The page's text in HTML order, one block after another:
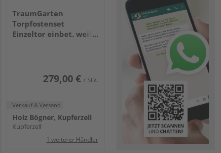
TraumGarten
Torpfostenset
Einzeltor einbet. weiß
279,00 € / Stk.
Verkauf & Versand
Holz Bögner, Kupferzell
Kupferzell
1 weiterer Händler